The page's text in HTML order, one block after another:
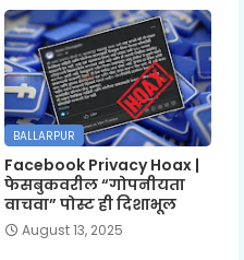
BALLARPUR
Facebook Privacy Hoax |
फेसबुकवरील “गोपनीयता
वाचवा” पोस्ट ही दिशाभूल
August 13, 2025